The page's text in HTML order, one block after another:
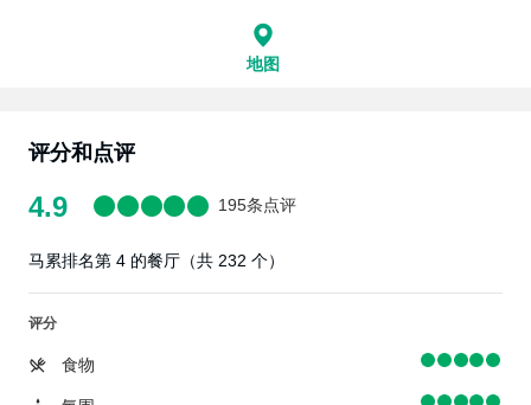
地图
评分和点评
4.9 195条点评
马累排名第 4 的餐厅（共 232 个）
评分
食物